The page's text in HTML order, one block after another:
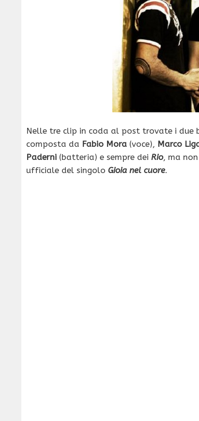
Nelle tre clip in coda al post trovate i due
composta da Fabio Mora (voce), Marco
Paderni (batteria) e sempre dei Rio, ma
ufficiale del singolo Gioia nel cuore.